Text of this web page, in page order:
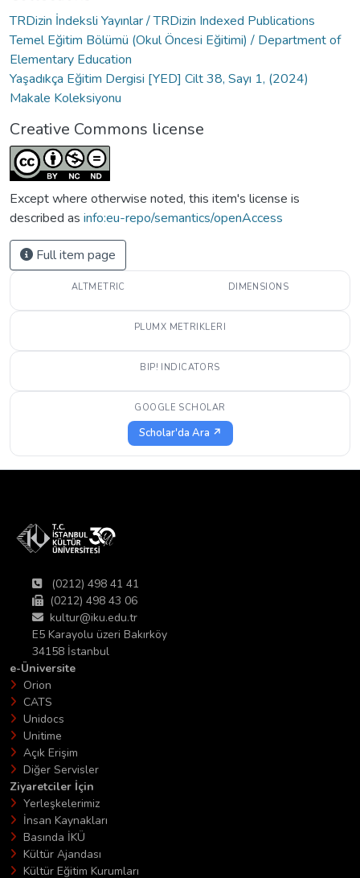
TRDizin İndeksli Yayınlar / TRDizin Indexed Publications
Temel Eğitim Bölümü (Okul Öncesi Eğitimi) / Department of
Elementary Education
Yaşadıkça Eğitim Dergisi [YED] Cilt 38, Sayı 1, (2024)
Makale Koleksiyonu
Creative Commons license
Except where otherwise noted, this item's license is
described as info:eu-repo/semantics/openAccess
Full item page
ALTMETRIC DIMENSIONS
PLUMX METRIKLERI
BIP! INDICATORS
GOOGLE SCHOLAR
Scholar'da Ara ↗
(0212) 498 41 41
(0212) 498 43 06
kultur@iku.edu.tr
E5 Karayolu üzeri Bakırköy
34158 İstanbul
e-Üniversite
Orion
CATS
Unidocs
Unitime
Açık Erişim
Diğer Servisler
Ziyaretciler İçin
Yerleşkelerimiz
İnsan Kaynakları
Basında İKÜ
Kültür Ajandası
Kültür Eğitim Kurumları